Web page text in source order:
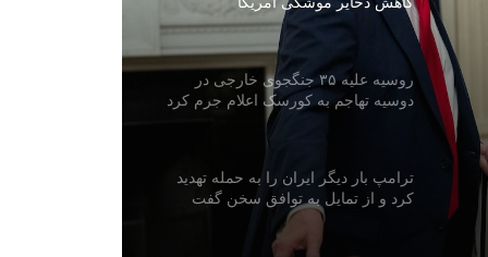
روسیه علیه ۳۵ جنگجوی خارجی در
دوسیه تهاجم به کورسک اعلام جرم کرد
ترامپ بار دیگر ایران را به حمله تهدید
کرد و از تمایل به توافق سخن گفت